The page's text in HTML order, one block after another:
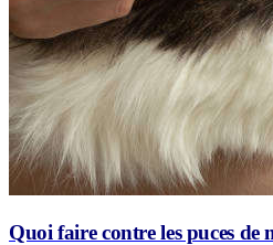
Quoi faire contre les puces de